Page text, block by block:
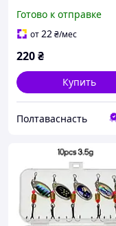
Готово к отправке
от22₴/мес
220₴
Купить
Полтаваснасть